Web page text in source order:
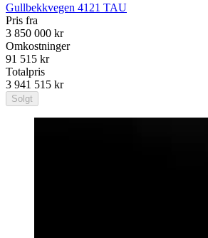
Gullbekkvegen 4121 TAU
Pris fra
3 850 000 kr
Omkostninger
91 515 kr
Totalpris
3 941 515 kr
Solgt